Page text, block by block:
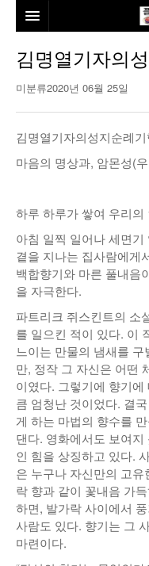
뉴스
동포
칼럼
김명열칼럼
이명덕칼럼
김선옥칼럼
본보특집
100인선/독자광장
100인선
여행
놀이공원
낚시/비치
골프
김명열기자의
미분류2020년 06월 25일
김명열기자의성지순례
마음의 명상과, 암몬성(
하루 하루가 쌓여 우리의
아침 일찍 일어나 세면
곁을 지나는 집사람에게
백합향기와 마른 풀내음
을 자극한다.
파트리크 쥐스킨트의 소
를 일으킨 적이 있다. 이
느이는 만물의 냄새를
만, 정작 그 자신은 어떤
이였다. 그렇기에 향기
큼 엄청난 것이었다. 결
게 하는 마법의 향수를
댄다. 영화에서도 보여
인 힘을 상징하고 있다.
은 누구나 자신만의 고
락 향과 같이 꽃내음 가
하면, 발가락 사이에서
사람도 있다. 향기는 그
마련이다.